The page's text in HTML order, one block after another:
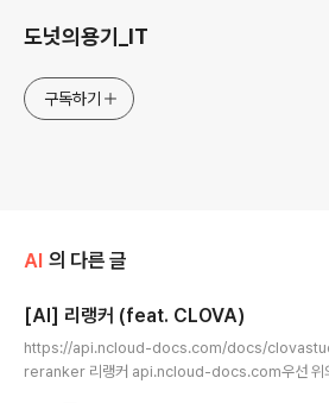
도넛의용기_IT
구독하기
AI 의 다른 글
[AI] 리랭커 (feat. CLOVA)
https://api.ncloud-docs.com/docs/
reranker 리랭커 api.ncloud-docs.com우선 위